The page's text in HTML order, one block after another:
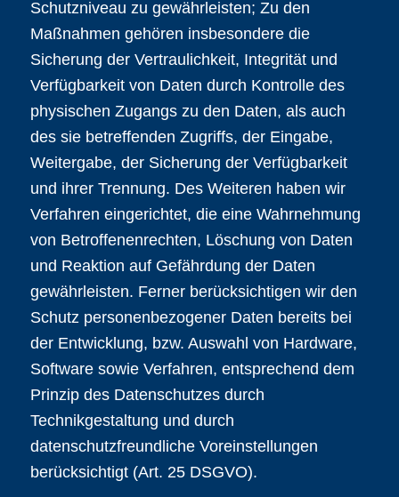
Schutzniveau zu gewährleisten; Zu den
Maßnahmen gehören insbesondere die
Sicherung der Vertraulichkeit, Integrität und
Verfügbarkeit von Daten durch Kontrolle des
physischen Zugangs zu den Daten, als auch
des sie betreffenden Zugriffs, der Eingabe,
Weitergabe, der Sicherung der Verfügbarkeit
und ihrer Trennung. Des Weiteren haben wir
Verfahren eingerichtet, die eine Wahrnehmung
von Betroffenenrechten, Löschung von Daten
und Reaktion auf Gefährdung der Daten
gewährleisten. Ferner berücksichtigen wir den
Schutz personenbezogener Daten bereits bei
der Entwicklung, bzw. Auswahl von Hardware,
Software sowie Verfahren, entsprechend dem
Prinzip des Datenschutzes durch
Technikgestaltung und durch
datenschutzfreundliche Voreinstellungen
berücksichtigt (Art. 25 DSGVO).